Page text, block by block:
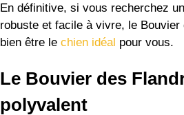
En définitive, si vous recherchez
robuste et facile à vivre, le
bien être le chien idéal pour vous.
Le Bouvier des
polyvalent